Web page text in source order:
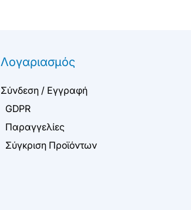
Λογαριασμός
Σύνδεση / Εγγραφή
GDPR
Παραγγελίες
Σύγκριση Προϊόντων